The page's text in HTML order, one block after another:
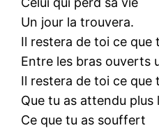
Un jour la trouvera.
Il restera de toi ce que
Entre les bras ouverts
Il restera de toi ce que
Que tu as attendu plus
Ce que tu as souffert